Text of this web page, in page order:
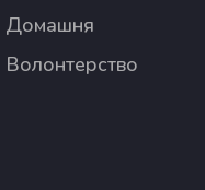
Домашня
Волонтерство